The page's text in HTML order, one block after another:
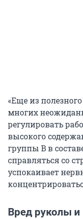
«Еще из
многих
регулировать
высокого
группы B в
справляться со
успокаивает
Вред руколы и